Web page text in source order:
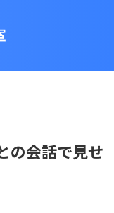
の会話で見せ